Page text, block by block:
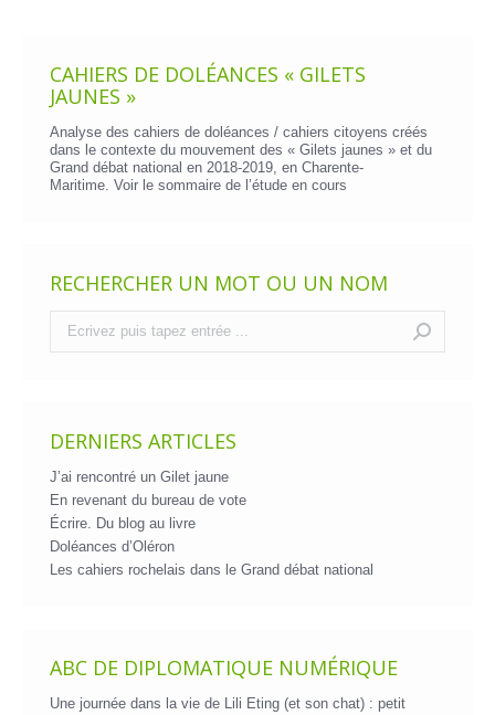
CAHIERS DE DOLÉANCES « GILETS
JAUNES »
Analyse des cahiers de doléances / cahiers citoyens créés
dans le contexte du mouvement des « Gilets jaunes » et du
Grand débat national en 2018-2019, en Charente-
Maritime. Voir le sommaire de l’étude en cours
RECHERCHER UN MOT OU UN NOM
DERNIERS ARTICLES
J’ai rencontré un Gilet jaune
En revenant du bureau de vote
Écrire. Du blog au livre
Doléances d’Oléron
Les cahiers rochelais dans le Grand débat national
ABC DE DIPLOMATIQUE NUMÉRIQUE
Une journée dans la vie de Lili Eting (et son chat) : petit